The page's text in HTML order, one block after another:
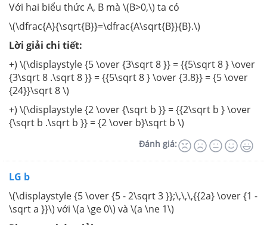
Với hai biểu thức A, B mà \(B>0,\) ta có
\(\dfrac{A}{\sqrt{B}}=\dfrac{A\sqrt{B}}{B}.\)
Lời giải chi tiết:
+) \(\displaystyle {5 \over {3\sqrt 8 }} = {{5\sqrt 8 } \over
{3\sqrt 8 .\sqrt 8 }} = {{5\sqrt 8 } \over {3.8}} = {5 \over
{24}}\sqrt 8 \)
+) \(\displaystyle {2 \over {\sqrt b }} = {{2\sqrt b } \over
{\sqrt b .\sqrt b }} = {2 \over b}\sqrt b \)
Đánh giá:
LG b
\(\displaystyle {5 \over {5 - 2\sqrt 3 }};\,\,\,{{2a} \over {1 -
\sqrt a }}\) với \(a \ge 0\) và \(a \ne 1\)